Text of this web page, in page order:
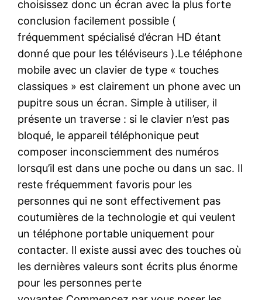
choisissez donc un écran avec la plus forte
conclusion facilement possible (
fréquemment spécialisé d’écran HD étant
donné que pour les téléviseurs ).Le téléphone
mobile avec un clavier de type « touches
classiques » est clairement un phone avec un
pupitre sous un écran. Simple à utiliser, il
présente un traverse : si le clavier n’est pas
bloqué, le appareil téléphonique peut
composer inconsciemment des numéros
lorsqu’il est dans une poche ou dans un sac. Il
reste fréquemment favoris pour les
personnes qui ne sont effectivement pas
coutumières de la technologie et qui veulent
un téléphone portable uniquement pour
contacter. Il existe aussi avec des touches où
les dernières valeurs sont écrits plus énorme
pour les personnes perte